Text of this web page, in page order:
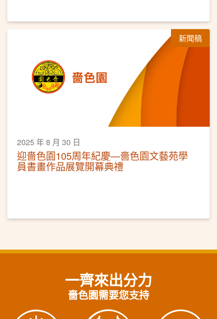
新聞稿
2025 年 8 月 30 日
迎嗇色園105周年紀慶—嗇色園文藝苑學
員書畫作品展覽開幕典禮
一齊來出分力
嗇色園需要您支持